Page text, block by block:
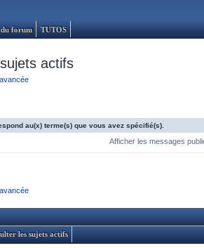
forum TUTOS
actifs
au(x) terme(s) que vous avez spécifié(s).
Afficher les messages
les sujets actifs